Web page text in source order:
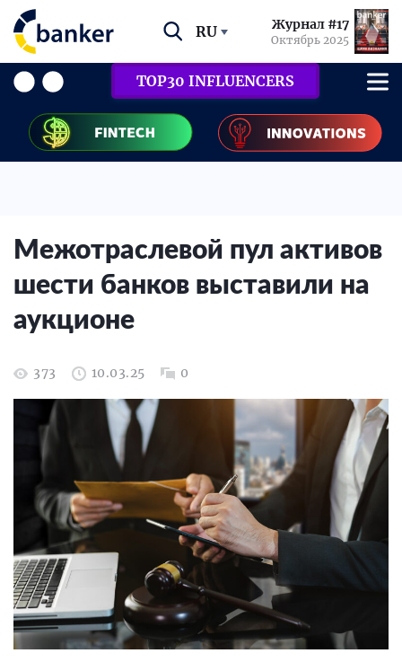
RU Журнал #17
Октябрь 2025
TOP30 INFLUENCERS
Межотраслевой пул активов
шести банков выставили на
аукционе
373 10.03.25 0